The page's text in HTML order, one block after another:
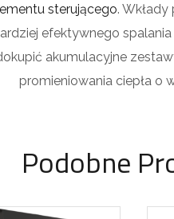
sterującego.
efektywnego
akumulacyjne
promieniowania ciepła o
Podobne